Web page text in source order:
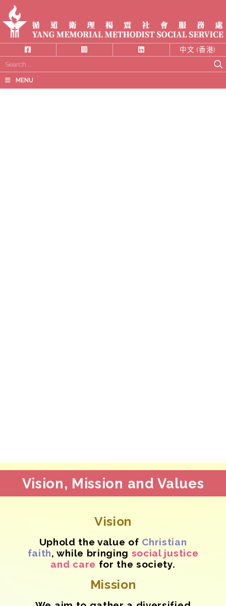
中文 (香港)
Search
for:
MENU
Vision, Mission and Values
Vision
Uphold the value of Christian
faith, while bringing social justice
and care for the society.
Mission